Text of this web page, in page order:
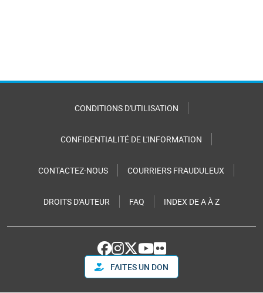
CONDITIONS D'UTILISATION
CONFIDENTIALITÉ DE L'INFORMATION
CONTACTEZ-NOUS COURRIERS FRAUDULEUX
DROITS D'AUTEUR FAQ INDEX DE A À Z
FAITES UN DON